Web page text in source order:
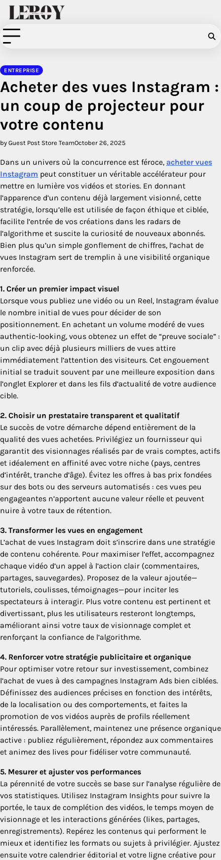
Skip
content
ENTREPRISE
Acheter des vues Instagram :
un coup de projecteur pour
votre contenu
by Guest Post Store TeamOctober 26, 2025
Dans un univers où la concurrence est féroce, acheter vues
Instagram peut constituer un véritable accélérateur pour
mettre en lumière vos vidéos et stories. En donnant
l’apparence d’un contenu déjà largement visionné, cette
stratégie, lorsqu’elle est utilisée de façon éthique et ciblée,
facilite l’entrée de vos créations dans les radars de
l’algorithme et suscite la curiosité de nouveaux abonnés.
Bien plus qu’un simple gonflement de chiffres, l’achat de
vues Instagram sert de tremplin à une visibilité organique
renforcée.
1. Créer un premier impact visuel
Lorsque vous publiez une vidéo ou un Reel, Instagram évalue
le nombre initial de vues pour décider de son
positionnement. En achetant un volume modéré de vues
authentic-looking, vous obtenez un effet de “preuve sociale” :
un clip avec déjà plusieurs milliers de vues attire
immédiatement l’attention des visiteurs. Cet engouement
initial se traduit souvent par une meilleure exposition dans
l’onglet Explorer et dans les fils d’actualité de votre audience
cible.
2. Choisir un prestataire transparent et qualitatif
Le succès de votre démarche dépend entièrement de la
qualité des vues achetées. Privilégiez un fournisseur qui
garantit des visionnages réalisés par de vrais comptes, actifs
et idéalement en affinité avec votre niche (pays, centres
d’intérêt, tranche d’âge). Évitez les offres à bas prix fondées
sur des bots ou des serveurs automatisés : ces vues peu
engageantes n’apportent aucune valeur réelle et peuvent
nuire à votre taux de rétention.
3. Transformer les vues en engagement
L’achat de vues Instagram doit s’inscrire dans une stratégie
de contenu cohérente. Pour maximiser l’effet, accompagnez
chaque vidéo d’un appel à l’action clair (commentaires,
partages, sauvegardes). Proposez de la valeur ajoutée—
tutoriels, coulisses, témoignages—pour inciter les
spectateurs à interagir. Plus votre contenu est pertinent et
divertissant, plus les utilisateurs resteront longtemps,
améliorant ainsi votre taux de visionnage complet et
renforçant la confiance de l’algorithme.
4. Renforcer votre stratégie publicitaire et organique
Pour optimiser votre retour sur investissement, combinez
l’achat de vues à des campagnes Instagram Ads bien ciblées.
Définissez des audiences précises en fonction des intérêts,
de la localisation ou des comportements, et faites la
promotion de vos vidéos auprès de profils réellement
intéressés. Parallèlement, maintenez une présence organique
active : publiez régulièrement, répondez aux commentaires
et animez des lives pour fidéliser votre communauté.
5. Mesurer et ajuster vos performances
La pérennité de votre succès se base sur l’analyse régulière de
vos statistiques. Utilisez Instagram Insights pour suivre la
portée, le taux de complétion des vidéos, le temps moyen de
visionnage et les interactions générées (likes, partages,
enregistrements). Repérez les contenus qui performent le
mieux et identifiez les formats ou sujets à privilégier. Ajustez
ensuite votre calendrier éditorial et votre ligne créative pour